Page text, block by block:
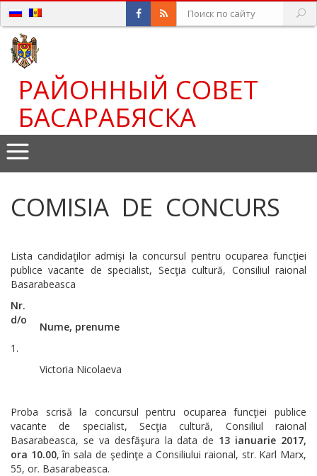
РАЙОННЫЙ СОВЕТ
БАСАРАБЯСКА
COMISIA DE CONCURS
Lista candidaţilor admişi la concursul pentru ocuparea funcţiei
publice vacante de specialist, Secţia cultură, Consiliul raional
Basarabeasca
Nr.
d/o
Nume, prenume
1.
Victoria Nicolaeva
Proba scrisă la concursul pentru ocuparea funcţiei publice
vacante de specialist, Secţia cultură, Consiliul raional
Basarabeasca, se va desfăşura la data de 13 ianuarie 2017,
ora 10.00, în sala de şedinţe a Consiliului raional, str. Karl Marx,
55, or. Basarabeasca.